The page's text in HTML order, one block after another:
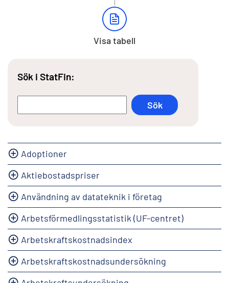
Visa tabell
Sök i StatFin:
Adoptioner
Aktiebostadspriser
Användning av datateknik i företag
Arbetsförmedlingsstatistik (UF-centret)
Arbetskraftskostnadsindex
Arbetskraftskostnadsundersökning